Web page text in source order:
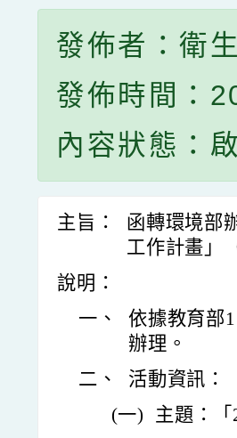
發佈者：衛
發佈時間：
內容狀態：
主旨：
函轉環境部
工作計畫」
說明：
一、
依據教育部
辦理。
二、
活動資訊：
(一)
主題：